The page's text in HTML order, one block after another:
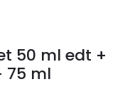
50 ml edt +
75 ml